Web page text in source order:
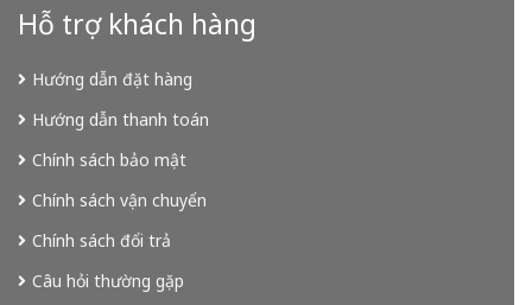
Hỗ trợ khách hàng
Hướng dẫn đặt hàng
Hướng dẫn thanh toán
Chính sách bảo mật
Chính sách vận chuyển
Chính sách đổi trả
Câu hỏi thường gặp